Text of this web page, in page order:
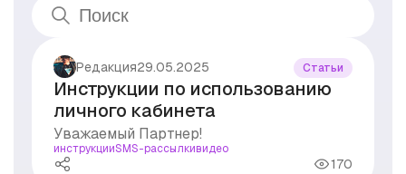
#мессенджеры
#операторы связи
#правила
#продажи
#реклама
#рынок
#стоимость
Редакция29.05.2025 Статьи
Инструкции по использованию
личного кабинета
Уважаемый Партнер!
инструкцииSMS-рассылкивидео
170